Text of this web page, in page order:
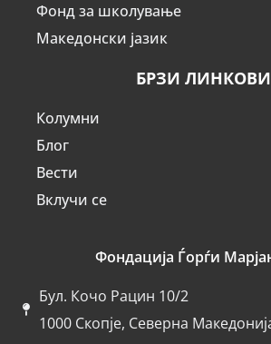
Фонд за школување
Македонски јазик
БРЗИ ЛИНКОВИ
Колумни
Блог
Вести
Вклучи се
Фондација Ѓорѓи
Бул. Кочо Рацин 10/2
1000 Скопје, Северна